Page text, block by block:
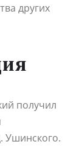
других
получил
Ушинского.